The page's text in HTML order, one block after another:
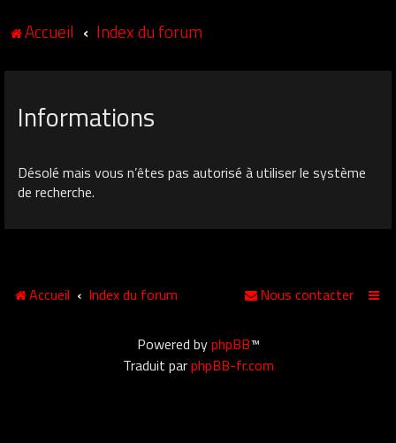
Accueil Index du forum
Informations
Désolé mais vous n’êtes pas autorisé à utiliser le système
de recherche.
Accueil Index du forum Nous contacter
Powered byphpBB™
Traduit parphpBB-fr.com